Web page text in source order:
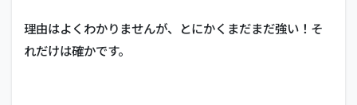
理由はよくわかりませんが、とにかくまだまだ強い！そ
れだけは確かです。